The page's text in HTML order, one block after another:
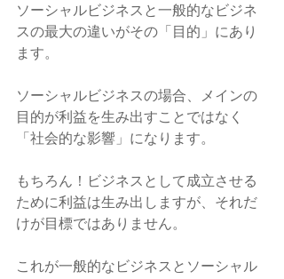
ソーシャルビジネスと一般的なビジネ
スの最大の違いがその「目的」にあり
ます。
ソーシャルビジネスの場合、メインの
目的が利益を生み出すことではなく
「社会的な影響」になります。
もちろん！ビジネスとして成立させる
ために利益は生み出しますが、それだ
けが目標ではありません。
これが一般的なビジネスとソーシャル